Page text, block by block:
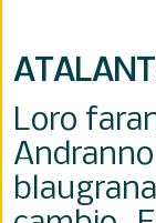
Loro